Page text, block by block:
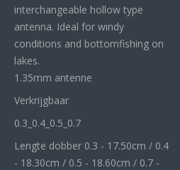
interchangeable hollow type
antenna. Ideal for windy
conditions and bottomfishing on
lakes.
1.35mm antenne
Verkrijgbaar
0.3_ 0.4_ 0.5_0.7
Lengte dobber 0.3 - 17.50cm / 0.4
- 18.30cm / 0.5 - 18.60cm / 0.7 -